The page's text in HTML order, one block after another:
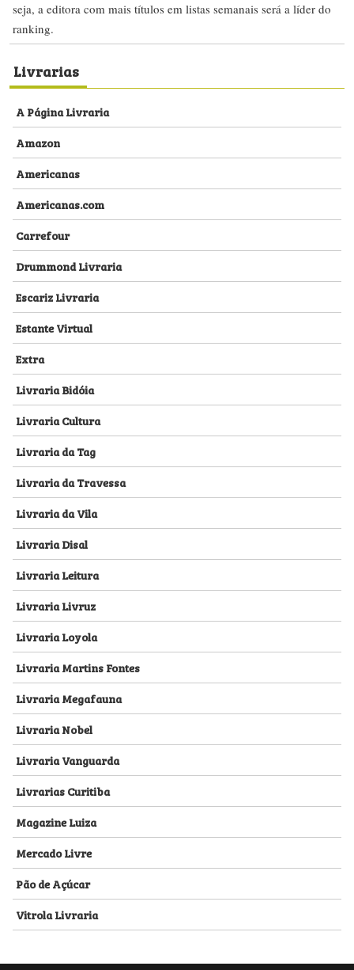
seja, a editora com mais títulos em listas semanais será a líder do
ranking.
Livrarias
A Página Livraria
Amazon
Americanas
Americanas.com
Carrefour
Drummond Livraria
Escariz Livraria
Estante Virtual
Extra
Livraria Bidóia
Livraria Cultura
Livraria da Tag
Livraria da Travessa
Livraria da Vila
Livraria Disal
Livraria Leitura
Livraria Livruz
Livraria Loyola
Livraria Martins Fontes
Livraria Megafauna
Livraria Nobel
Livraria Vanguarda
Livrarias Curitiba
Magazine Luiza
Mercado Livre
Pão de Açúcar
Vitrola Livraria